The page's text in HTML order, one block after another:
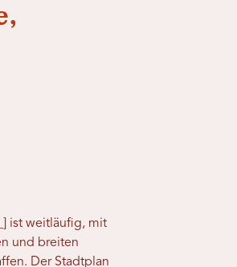
ist weitläufig, mit
und breiten
Der Stadtplan